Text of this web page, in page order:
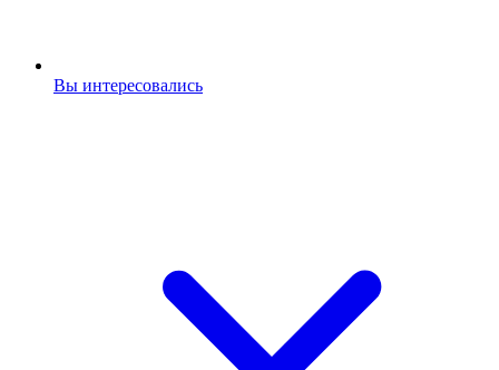
Вы интересовались